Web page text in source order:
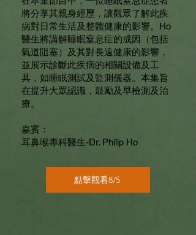
將分享其親身經歷，讓觀眾了解此疾
病對日常生活及整體健康的影響。Ho
醫生將講解睡眠窒息症的成因（包括
氣道阻塞）及其對長遠健康的影響，
並展示診斷此疾病的相關設備及工
具，如睡眠測試及監測儀器。本集旨
在提升大眾認識，鼓勵及早檢測及治
療。
嘉賓：
耳鼻喉專科醫生-Dr. Philip Ho
點擊觀看8/5